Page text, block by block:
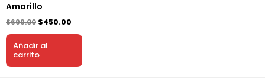
Amarillo
$699.00 $450.00
Añadir al
carrito